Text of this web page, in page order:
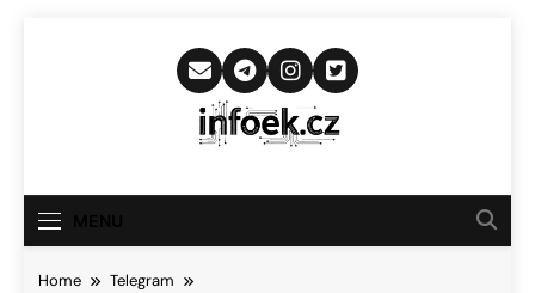
Infoek.cz
Novinkám
Home
Telegram